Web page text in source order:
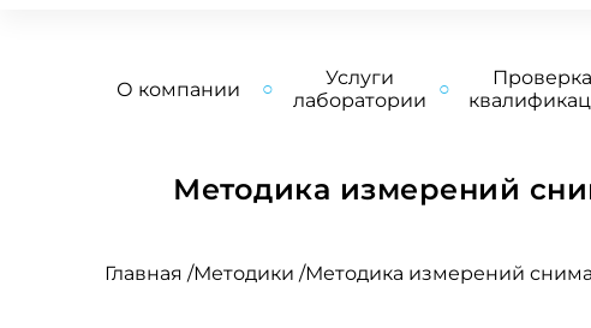
О компании
Услуги
лаборатории
Проверка
Методика измерений
Главная /Методики /Методика измерений